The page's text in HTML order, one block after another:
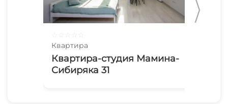
Квартира
Квартира-студия Мамина-
Сибиряка 31